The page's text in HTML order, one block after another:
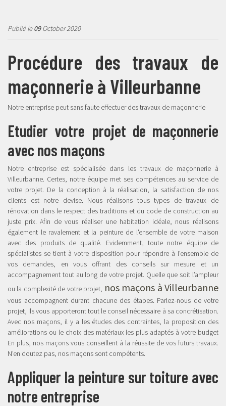
Publié le09October 2020
Procédure des travaux de
maçonnerie à Villeurbanne
Notre entreprise peut sans faute effectuer des travaux de maçonnerie
Etudier votre projet de maçonnerie
avec nos maçons
Notre entreprise est spécialisée dans les travaux de maçonnerie à
Villeurbanne. Certes, notre équipe met ses compétences au service de
votre projet. De la conception à la réalisation, la satisfaction de nos
clients est notre devise. Nous réalisons tous types de travaux de
rénovation dans le respect des traditions et du code de construction au
juste prix. Afin de vous réaliser une habitation idéale, nous réalisons
également le ravalement et la peinture de l'ensemble de votre maison
avec des produits de qualité. Evidemment, toute notre équipe de
spécialistes se tient à votre disposition pour répondre à l'ensemble de
vos demandes, en vous offrant des conseils sur mesure et un
accompagnement tout au long de votre projet. Quelle que soit l’ampleur
ou la complexité de votre projet, nos maçons à Villeurbanne
vous accompagnent durant chacune des étapes. Parlez-nous de votre
projet, ils vous apporteront tout le conseil nécessaire à sa concrétisation.
Avec nos maçons, il y a les études des contraintes, la proposition des
améliorations ou le choix des matériaux les plus adaptés à votre budget
En plus, nos maçons vous conseillent à la réussite de vos futurs travaux.
N’en doutez pas, nos maçons sont compétents.
Appliquer la peinture sur toiture avec
notre entreprise